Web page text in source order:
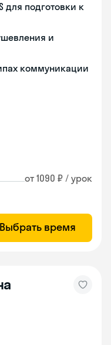
для подготовки к
и
коммуникации
от 1090 ₽ / урок
Выбрать время